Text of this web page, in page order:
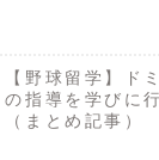
【野球留学】ド
の指導を学びに
（まとめ記事）